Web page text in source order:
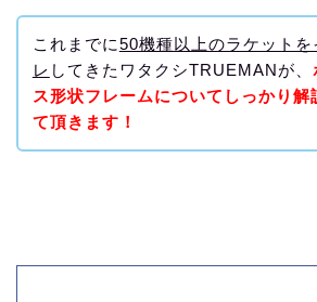
これまでに50機種以上のラケットを
レ してきたワタクシTRUEMANが、
ス形状フレームについてしっかり解
て頂きます！